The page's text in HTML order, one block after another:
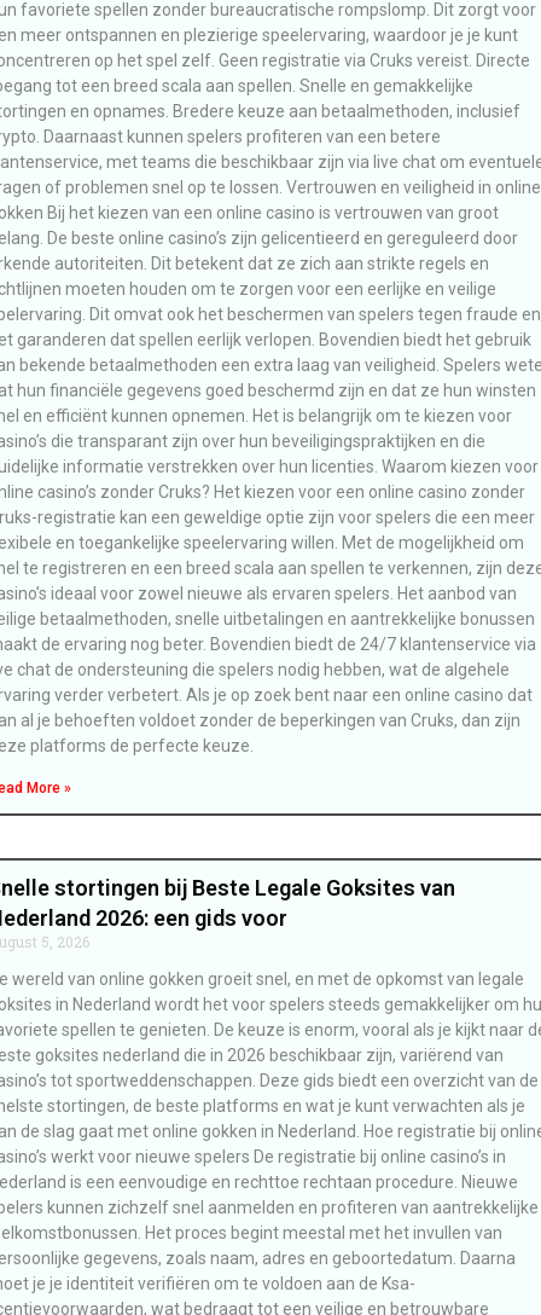
favoriete spellen zonder bureaucratische rompslomp. Dit zorgt voor
meer ontspannen en plezierige speelervaring, waardoor je je kunt
op het spel zelf. Geen registratie via Cruks vereist. Directe
tot een breed scala aan spellen. Snelle en gemakkelijke
en opnames. Bredere keuze aan betaalmethoden, inclusief
Daarnaast kunnen spelers profiteren van een betere
met teams die beschikbaar zijn via live chat om
of problemen snel op te lossen. Vertrouwen en veiligheid in online
Bij het kiezen van een online casino is vertrouwen van groot
De beste online casino’s zijn gelicentieerd en gereguleerd door
autoriteiten. Dit betekent dat ze zich aan strikte regels en
moeten houden om te zorgen voor een eerlijke en veilige
Dit omvat ook het beschermen van spelers tegen fraude en
garanderen dat spellen eerlijk verlopen. Bovendien biedt het gebruik
bekende betaalmethoden een extra laag van veiligheid. Spelers
hun financiële gegevens goed beschermd zijn en dat ze hun winsten
en efficiënt kunnen opnemen. Het is belangrijk om te kiezen voor
die transparant zijn over hun beveiligingspraktijken en die
informatie verstrekken over hun licenties. Waarom kiezen voor
casino’s zonder Cruks? Het kiezen voor een online casino zonder
registratie kan een geweldige optie zijn voor spelers die een meer
en toegankelijke speelervaring willen. Met de mogelijkheid om
te registreren en een breed scala aan spellen te verkennen, zijn
ideaal voor zowel nieuwe als ervaren spelers. Het aanbod van
betaalmethoden, snelle uitbetalingen en aantrekkelijke bonussen
de ervaring nog beter. Bovendien biedt de 24/7 klantenservice via
chat de ondersteuning die spelers nodig hebben, wat de algehele
verder verbetert. Als je op zoek bent naar een online casino dat
al je behoeften voldoet zonder de beperkingen van Cruks, dan zijn
platforms de perfecte keuze.
More »
stortingen bij Beste Legale Goksites van
2026: een gids voor
5, 2026
wereld van online gokken groeit snel, en met de opkomst van legale
in Nederland wordt het voor spelers steeds gemakkelijker om
spellen te genieten. De keuze is enorm, vooral als je kijkt naar
goksites nederland die in 2026 beschikbaar zijn, variërend van
tot sportweddenschappen. Deze gids biedt een overzicht van de
stortingen, de beste platforms en wat je kunt verwachten als je
de slag gaat met online gokken in Nederland. Hoe registratie bij
werkt voor nieuwe spelers De registratie bij online casino’s in
is een eenvoudige en rechttoe rechtaan procedure. Nieuwe
kunnen zichzelf snel aanmelden en profiteren van aantrekkelijke
Het proces begint meestal met het invullen van
gegevens, zoals naam, adres en geboortedatum. Daarna
je je identiteit verifiëren om te voldoen aan de Ksa-
wat bedraagt tot een veilige en betrouwbare